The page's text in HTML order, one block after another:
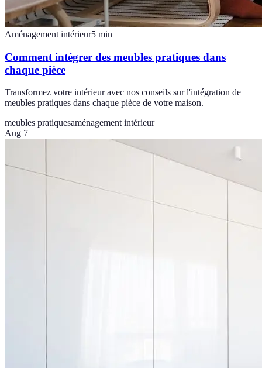
Aménagement intérieur5 min
Comment intégrer des meubles pratiques dans
chaque pièce
Transformez votre intérieur avec nos conseils sur l'intégration de
meubles pratiques dans chaque pièce de votre maison.
meubles pratiquesaménagement intérieur
Aug 7